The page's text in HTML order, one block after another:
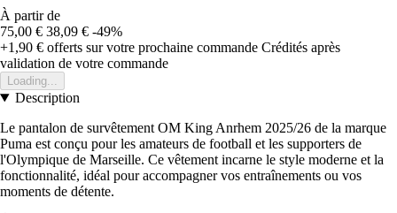
À partir de
75,00 € 38,09 € -49%
+1,90 € offerts sur votre prochaine commande Crédités après
validation de votre commande
Loading...
Description
Le pantalon de survêtement OM King Anrhem 2025/26 de la marque
Puma est conçu pour les amateurs de football et les supporters de
l'Olympique de Marseille. Ce vêtement incarne le style moderne et la
fonctionnalité, idéal pour accompagner vos entraînements ou vos
moments de détente.